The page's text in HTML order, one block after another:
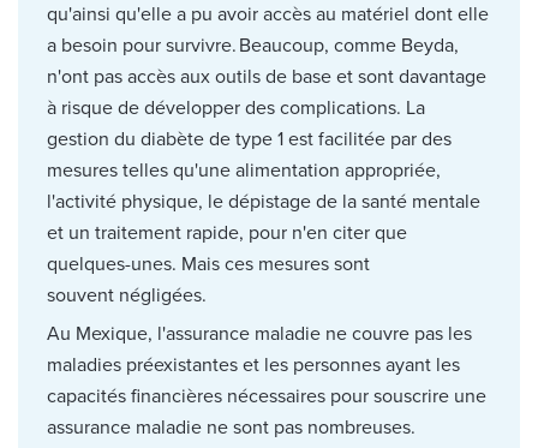
qu'ainsi qu'elle a pu avoir accès au matériel dont elle
a besoin pour survivre. Beaucoup, comme Beyda,
n'ont pas accès aux outils de base et sont davantage
à risque de développer des complications. La
gestion du diabète de type 1 est facilitée par des
mesures telles qu'une alimentation appropriée,
l'activité physique, le dépistage de la santé mentale
et un traitement rapide, pour n'en citer que
quelques-unes. Mais ces mesures sont
souvent négligées.
Au Mexique, l'assurance maladie ne couvre pas les
maladies préexistantes et les personnes ayant les
capacités financières nécessaires pour souscrire une
assurance maladie ne sont pas nombreuses.